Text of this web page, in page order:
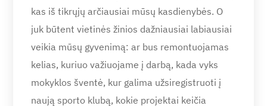
kas iš tikrųjų arčiausiai mūsų kasdienybės. O
juk būtent vietinės žinios dažniausiai labiausiai
veikia mūsų gyvenimą: ar bus remontuojamas
kelias, kuriuo važiuojame į darbą, kada vyks
mokyklos šventė, kur galima užsiregistruoti į
naują sporto klubą, kokie projektai keičia